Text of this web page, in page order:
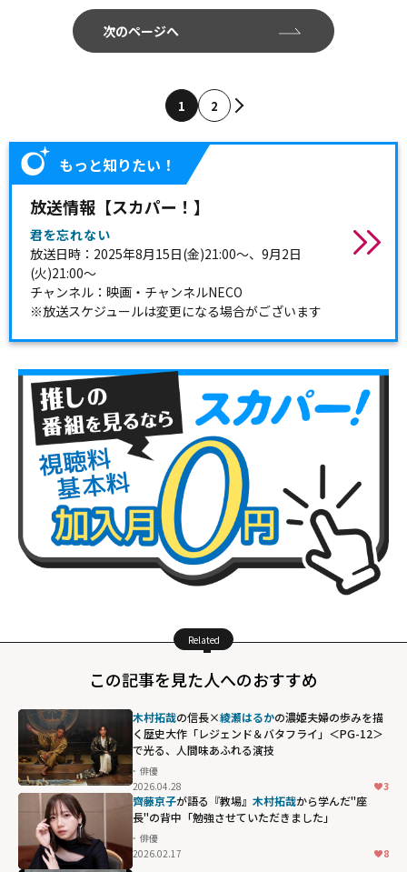
次のページへ
1 2
もっと知りたい！
放送情報【スカパー！】
君を忘れない
放送日時：2025年8月15日(金)21:00～、9月2日
(火)21:00～
チャンネル：映画・チャンネルNECO
※放送スケジュールは変更になる場合がございます
Related
この記事を見た人へのおすすめ
木村拓哉の信長×綾瀬はるかの濃姫――夫婦の歩みを描
く歴史大作「レジェンド＆バタフライ」＜PG-12＞
で光る、人間味あふれる演技
俳優
2026.04.28
3
齊藤京子が語る『教場』 木村拓哉から学んだ"座
長"の背中「勉強させていただきました」
俳優
2026.02.17
8